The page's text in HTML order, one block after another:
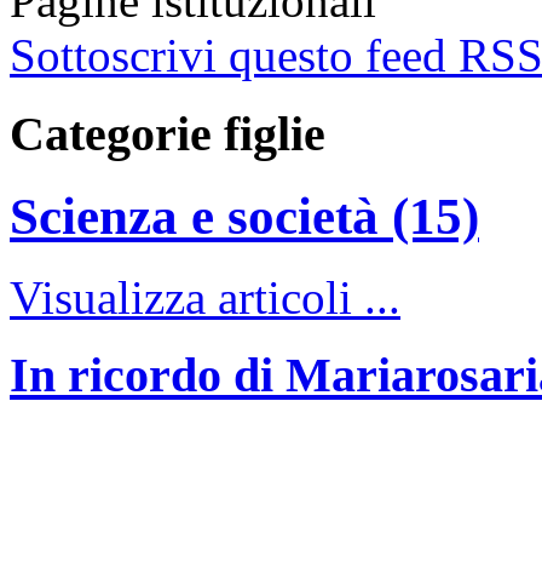
Sottoscrivi questo feed RSS
Categorie figlie
Scienza e società (15)
Visualizza articoli ...
In ricordo di